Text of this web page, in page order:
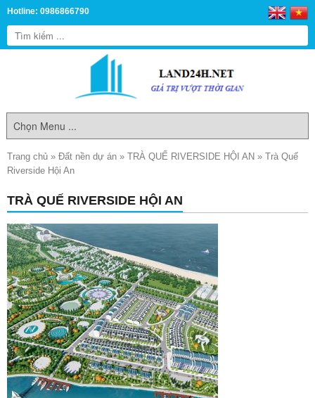
Hotline: 0986866790
Trang chủ » Đất nền dự án » TRÀ QUẾ RIVERSIDE HỘI AN » Trà Quế
Riverside Hội An
TRÀ QUẾ RIVERSIDE HỘI AN